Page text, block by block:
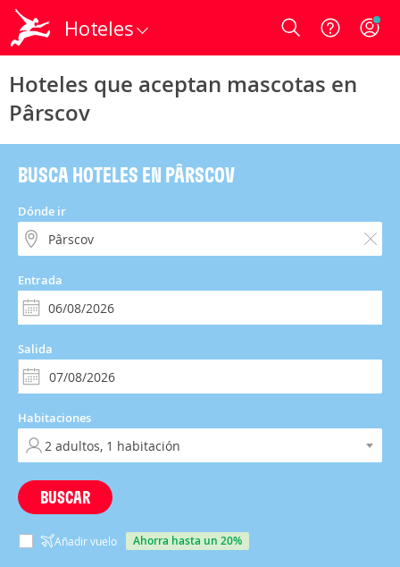
Hoteles Login
Hoteles que aceptan mascotas en
Pârscov
BUSCA HOTELES EN PÂRSCOV
Dónde ir
Entrada
Salida
Habitaciones
BUSCAR
Añadir vuelo ahorra hasta un 20%